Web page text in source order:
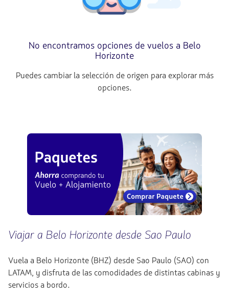
No encontramos opciones de vuelos a Belo
Horizonte
Puedes cambiar la selección de origen para explorar más
opciones.
Viajar a Belo Horizonte desde Sao Paulo
Vuela a Belo Horizonte (BHZ) desde Sao Paulo (SAO) con
LATAM, y disfruta de las comodidades de distintas cabinas y
servicios a bordo.